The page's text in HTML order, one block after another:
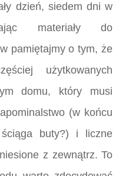
dzień, siedem dni w
materiały do
pamiętajmy o tym, że
użytkowanych
domu, który musi
(w końcu
buty?) i liczne
z zewnątrz. To